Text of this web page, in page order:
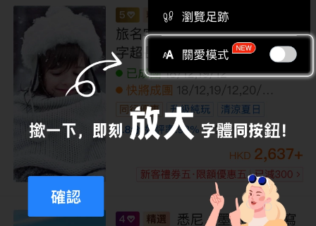
AJHGS06N
名古屋、三重 樂園溫泉6天夏日之旅
【保證入住2晚三重縣美杉火の谷溫泉度假
酒店】、鈴鹿賽車場樂園~包任玩套票、
「日本第一神宮」伊勢神宮、鳥羽水族館~
相遇儒艮美人魚、「日本百大名城」岡崎
城
已成團 25/08
無購物 賞花 主題樂園 溫泉住宿
親子同樂
4.9
好評率:100% 已售 100+ 人
HKD10,999 HKD 9,499